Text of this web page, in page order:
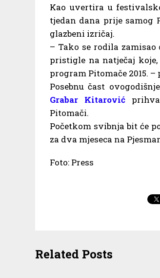
Kao uvertira u
tjedan dana prije samog
glazbeni izričaj.
– Tako se rodila
pristigle na natječaj koje,
program Pitomače 2015.
Posebnu čast
Grabar Kitarović
Pitomači.
Početkom svibnja bit će
za dva mjeseca na
Foto: Press
Related Posts